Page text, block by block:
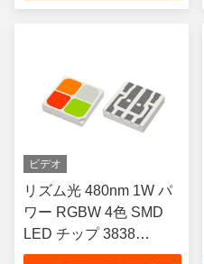
ペクトル SMD スマート
ビデオ
リズム光 480nm 1W パ
ワー RGBW 4色 SMD
LED チップ 3838
RGBW LED 4イン1